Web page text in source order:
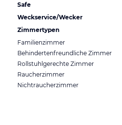
Safe
Weckservice/Wecker
Zimmertypen
Familienzimmer
Behindertenfreundliche Zimmer
Rollstuhlgerechte Zimmer
Raucherzimmer
Nichtraucherzimmer